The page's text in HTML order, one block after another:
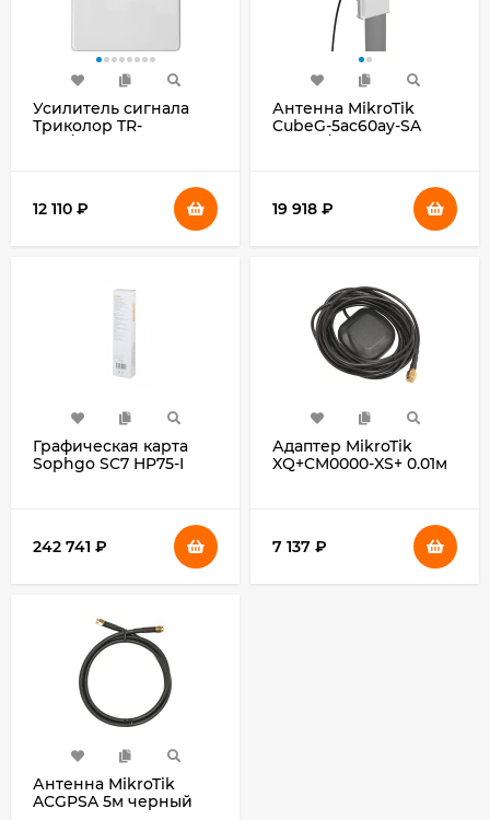
Усилитель сигнала
Триколор TR-
12 110 ₽
Антенна MikroTik
CubeG-5ac60ay-SA
19 918 ₽
Графическая карта
Sophgo SC7 HP75-I
242 741 ₽
Адаптер MikroTik
XQ+CM0000-XS+ 0.01м
7 137 ₽
Антенна MikroTik
ACGPSA 5м черный